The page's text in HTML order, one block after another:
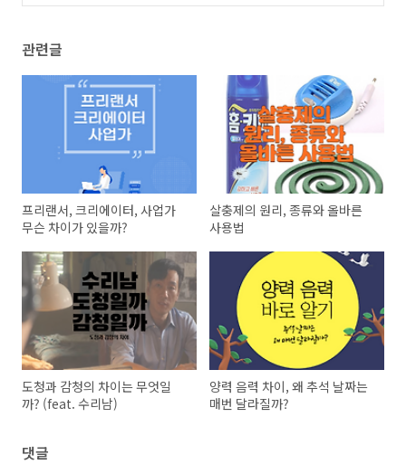
관련글
프리랜서, 크리에이터, 사업가
무슨 차이가 있을까?
살충제의 원리, 종류와 올바른
사용법
도청과 감청의 차이는 무엇일
까? (feat. 수리남)
양력 음력 차이, 왜 추석 날짜는
매번 달라질까?
댓글